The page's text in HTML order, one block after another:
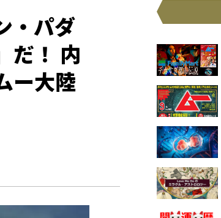
・パダ
だ！ 内
ー大陸